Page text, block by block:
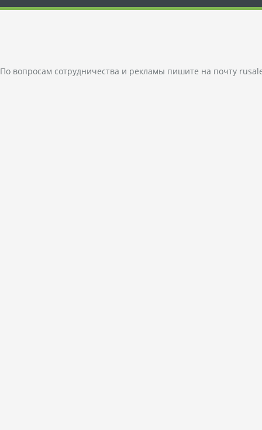
По вопросам сотрудничества и рекламы пишите на почту